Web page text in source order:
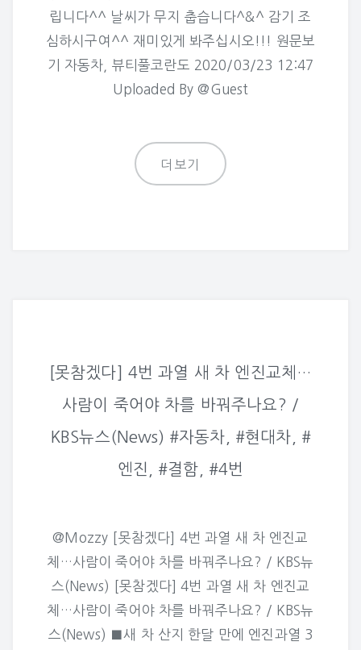
립니다^^ 날씨가 무지 춥습니다^&^ 감기 조
심하시구여^^ 재미있게 봐주십시오!!! 원문보
기 자동차, 뷰티풀코란도 2020/03/23 12:47
Uploaded By @Guest
더보기
[못참겠다] 4번 과열 새 차 엔진교체…
사람이 죽어야 차를 바꿔주나요? /
KBS뉴스(News) #자동차, #현대차, #
엔진, #결함, #4번
@Mozzy [못참겠다] 4번 과열 새 차 엔진교
체…사람이 죽어야 차를 바꿔주나요? / KBS뉴
스(News) [못참겠다] 4번 과열 새 차 엔진교
체…사람이 죽어야 차를 바꿔주나요? / KBS뉴
스(News) ■새 차 산지 한달 만에 엔진과열 3